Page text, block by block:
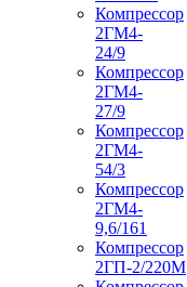
Компрессор
2ГМ4-
24/9
Компрессор
2ГМ4-
27/9
Компрессор
2ГМ4-
54/3
Компрессор
2ГМ4-
9,6/161
Компрессор
2ГП-2/220М